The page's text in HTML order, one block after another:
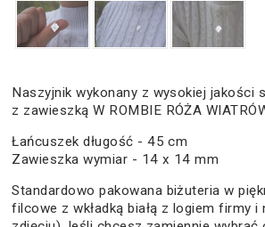
Naszyjnik wykonany z wysokiej jakości
z zawieszką W ROMBIE RÓŻA
Łańcuszek długość - 45 cm
Zawieszka wymiar - 14 x 14 mm
Standardowo pakowana biżuteria w
filcowe z wkładką białą z logiem firmy i